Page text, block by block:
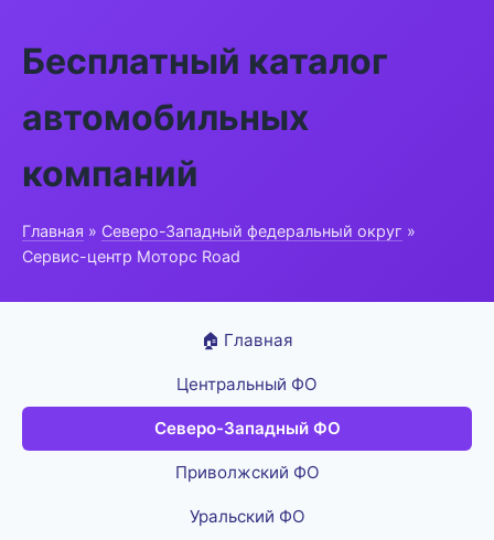
Бесплатный каталог
автомобильных
компаний
Главная » Северо-Западный федеральный округ »
Сервис-центр Моторс Road
🏠 Главная
Центральный ФО
Северо-Западный ФО
Приволжский ФО
Уральский ФО